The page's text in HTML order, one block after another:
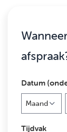
Datum
Tijdvak